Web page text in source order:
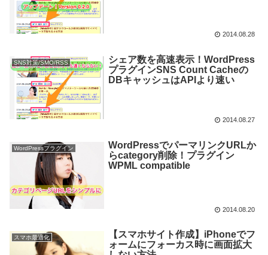
2014.08.28
SNS対策/SMO/RSS
シェア数を高速表示！WordPress
プラグインSNS Count Cacheの
DBキャッシュはAPIより速い
2014.08.27
WordPressプラグイン
WordPressでパーマリンクURLか
らcategory削除！プラグイン
WPML compatible
2014.08.20
スマホ最適化
【スマホサイト作成】iPhoneでフ
ォームにフォーカス時に画面拡大